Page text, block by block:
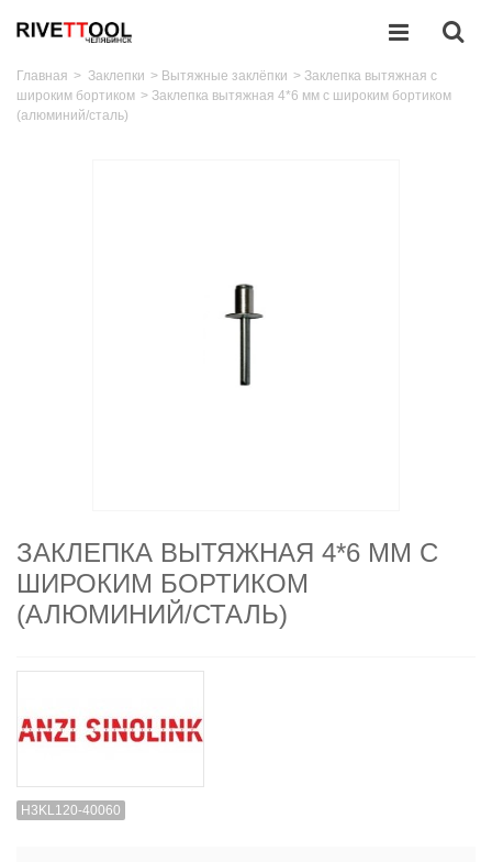
Главная > Заклепки > Вытяжные заклёпки > Заклепка вытяжная с
широким бортиком > Заклепка вытяжная 4*6 мм с широким бортиком
(алюминий/сталь)
ЗАКЛЕПКА ВЫТЯЖНАЯ 4*6 ММ С
ШИРОКИМ БОРТИКОМ
(АЛЮМИНИЙ/СТАЛЬ)
H3KL120-40060